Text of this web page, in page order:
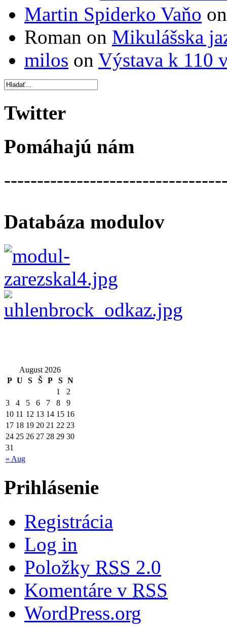
Martin Spiderko Vaňo
Roman on Mikulášska
milos on Výstava k 110
Twitter
Pomáhajú nám
Databáza modulov
August 2026
P U S Š P S N
« Aug
1
2
3
4 5 6 7 8
9
10 11 12 13 14 15 16
17 18 19 20 21 22 23
24 25 26 27 28 29 30
31
Prihlásenie
Registrácia
Log in
Položky RSS 2.0
Komentáre v RSS
WordPress.org